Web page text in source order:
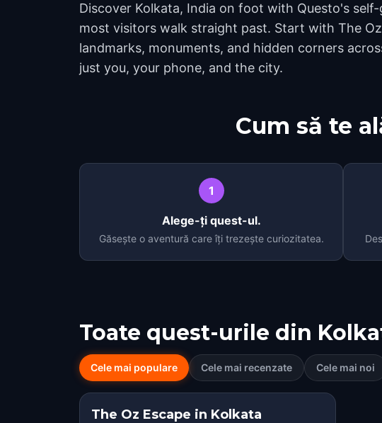
Discover Kolkata, India on foot with Questo's
most visitors walk straight past. Start with The
landmarks, monuments, and hidden corners
just you, your phone, and the city.
Cum să te
1
Alege-ți quest-ul.
Găsește o aventură care îți trezește curiozitatea.
Toate quest-urile din
Cele mai populare Cele mai recenzate Cele mai noi
The Oz Escape in Kolkata